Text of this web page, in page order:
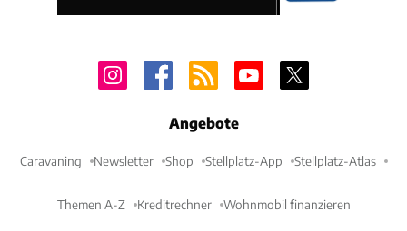
Angebote
Caravaning Newsletter Shop Stellplatz-App Stellplatz-Atlas
Themen A-Z Kreditrechner Wohnmobil finanzieren